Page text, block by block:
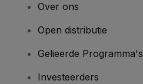
Over ons
Open distributie
Gelieerde Programma's
Investeerders